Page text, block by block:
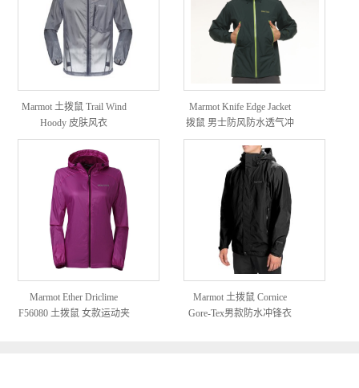
Marmot 土拨鼠 Trail Wind
Hoody 皮肤风衣
Marmot Knife Edge Jacket
拨鼠 男士防风防水透气冲
锋衣
Marmot Ether Driclime
F56080 土拨鼠 女款运动夹
Marmot 土拨鼠 Cornice
Gore-Tex男款防水冲锋衣